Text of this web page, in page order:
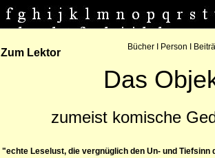
Zum Lektor BücherI Person
Das
zumeist komische
"echte Leselust, die vergnüglich den Un- und